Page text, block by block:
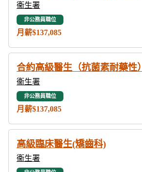
衞生署
非公務員職位
月薪$137,085
合約高級醫生（抗菌素耐藥性）
衞生署
非公務員職位
月薪$137,085
高級臨床醫生(矯齒科)
衞生署